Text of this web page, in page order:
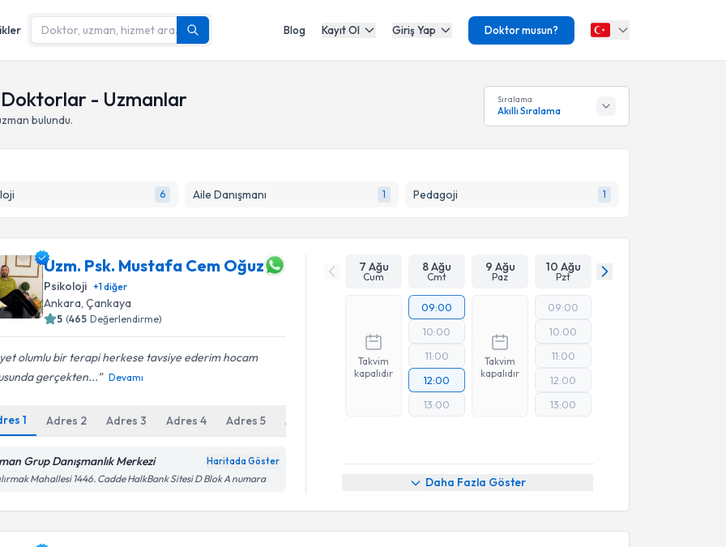
Blog Kayıt Ol Giriş Yap Doktor musun?
- Uzmanlar
bulundu.
Sıralama
Akıllı Sıralama
6 Aile Danışmanı 1 Pedagoji 1
Uzm. Psk. Mustafa Cem Oğuz
Psikoloji +1diğer
Ankara,Çankaya
5 (465 Değerlendirme)
olumlu bir terapi herkese tavsiye ederim hocam
gerçekten...
Devamı
1 Adres 2 Adres3 Adres4 Adres5 Adres Online Görüşme
Grup Danışmanlık Merkezi Haritada Göster
Mahallesi 1446. Cadde HalkBank Sitesi D Blok A numara
7 Ağu
Cum
8 Ağu
Cmt
9 Ağu
Paz
10 Ağu
Pzt
Takvim
kapalıdır
09:00
10:00
11:00
12:00
13:00
Takvim
kapalıdır
09:00
10:00
11:00
12:00
13:00
Daha Fazla Göster